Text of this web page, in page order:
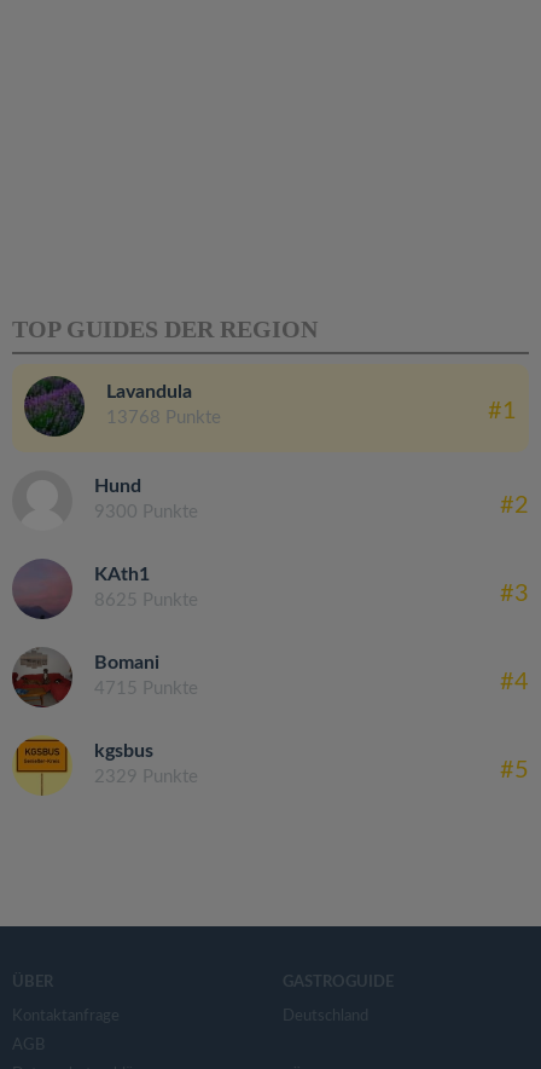
TOP GUIDES DER REGION
Lavandula
13768 Punkte #1
Hund
9300 Punkte #2
KAth1
8625 Punkte #3
Bomani
4715 Punkte #4
kgsbus
2329 Punkte #5
ÜBER
Kontaktanfrage
AGB
GASTROGUIDE
Deutschland